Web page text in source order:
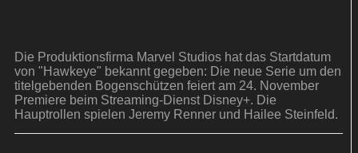
Die Produktionsfirma Marvel Studios hat das Startdatum
von "Hawkeye" bekannt gegeben: Die neue Serie um den
titelgebenden Bogenschützen feiert am 24. November
Premiere beim Streaming-Dienst Disney+. Die
Hauptrollen spielen Jeremy Renner und Hailee Steinfeld.